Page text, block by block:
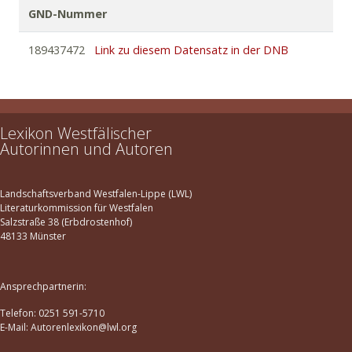
Erzählungen über
sowie über die sieben Gaben und zwölf Früchte des
heiligenGeistes. 1. Ausg. [für die Jugend ]. Paderborn,
Osnabrück: Schöningh 1890. XXI, 262S. (KPS Münster,
EDDB Köln) –Marianische Bibliothek in 12 Bänden.
GND-Nummer
189437472 Link zu diesem Datensatz in der DNB
Lexikon Westfälischer
Autorinnen und Autoren
Landschaftsverband Westfalen-Lippe (LWL)
Literaturkommission für Westfalen
Salzstraße 38 (Erbdrostenhof)
48133 Münster
Ansprechpartnerin:
Telefon: 0251 591-5710
E-Mail: Autorenlexikon@lwl.org